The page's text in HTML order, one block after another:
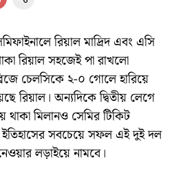
রিয়াল মাদ্রিদ এবং এসি
রিয়াল সহজেই পা রাখলো
চেলসিকে ২-০ গোলে হারিয়ে
রিয়াল। অন্যদিকে দ্বিতীয় লেগে
মিলানও সেমির টিকিট
ইতিহাসের সবচেয়ে সফল এই দুই দল
লড়াইয়ে নামবে।